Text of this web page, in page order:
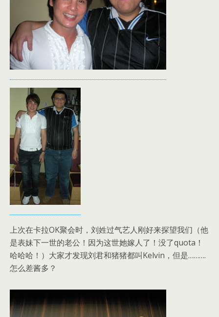
上次在卡拉OK聚会时，刘姓过气艺人刚好来探望我们（他
是表妹下一世的老公！因为这世她嫁人了！没了quota！
哈哈哈！）大家才发现刘君和猪猪都叫Kelvin，但是……….
怎么差酱多？